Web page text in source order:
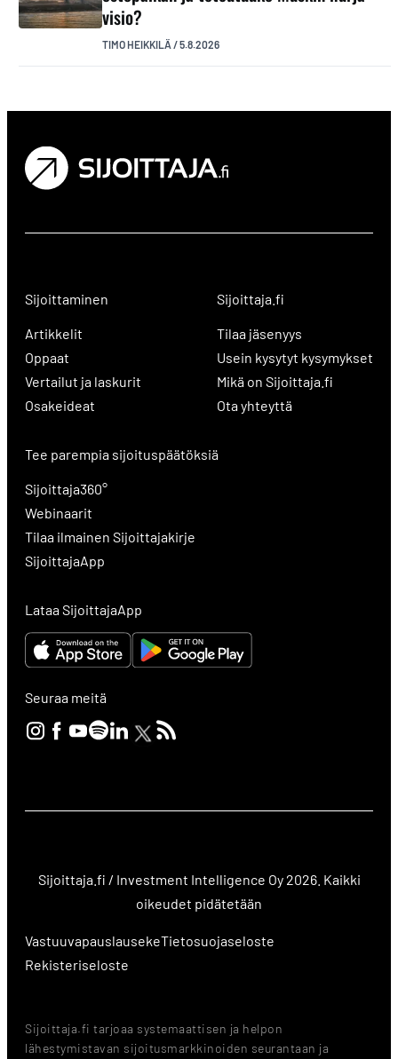
visio?
TIMO HEIKKILÄ /5.8.2026
Sijoittaminen
Artikkelit
Oppaat
Vertailut ja laskurit
Osakeideat
Sijoittaja.fi
Tilaa jäsenyys
Usein kysytyt kysymykset
Mikä on Sijoittaja.fi
Ota yhteyttä
Tee parempia sijoituspäätöksiä
Sijoittaja360°
Webinaarit
Tilaa ilmainen Sijoittajakirje
SijoittajaApp
Lataa SijoittajaApp
Seuraa meitä
Sijoittaja.fi / Investment Intelligence Oy 2026. Kaikki
oikeudet pidätetään
VastuuvapauslausekeTietosuojaseloste
Rekisteriseloste
Sijoittaja.fi tarjoaa systemaattisen ja helpon
lähestymistavan sijoitusmarkkinoiden seurantaan ja